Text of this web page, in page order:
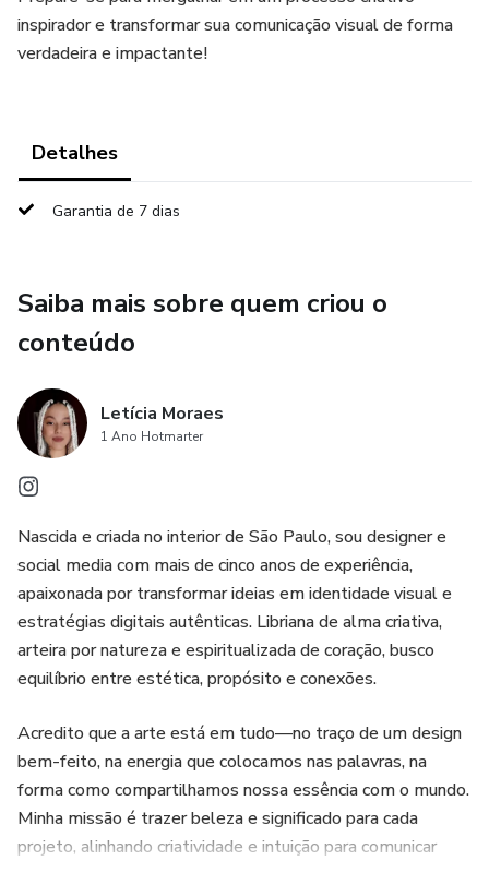
inspirador e transformar sua comunicação visual de forma
verdadeira e impactante!
Detalhes
Garantia de 7 dias
Saiba mais sobre quem criou o
conteúdo
Letícia Moraes
1 Ano Hotmarter
Nascida e criada no interior de São Paulo, sou designer e
social media com mais de cinco anos de experiência,
apaixonada por transformar ideias em identidade visual e
estratégias digitais autênticas. Libriana de alma criativa,
arteira por natureza e espiritualizada de coração, busco
equilíbrio entre estética, propósito e conexões.
Acredito que a arte está em tudo—no traço de um design
bem-feito, na energia que colocamos nas palavras, na
forma como compartilhamos nossa essência com o mundo.
Minha missão é trazer beleza e significado para cada
projeto, alinhando criatividade e intuição para comunicar